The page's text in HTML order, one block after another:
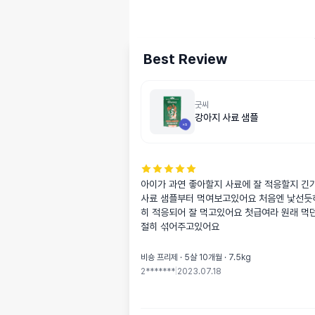
Best Review
굿씨
강아지 사료 샘플
아이가 과연 좋아할지 사료에 잘 적응할지 긴
사료 샘플부터 먹여보고있어요 처음엔 낯선듯
히 적응되어 잘 먹고있어요 첫급여라 원래 먹
절히 섞어주고있어요
비숑 프리제 · 5살 10개월 · 7.5kg
2******* 2023.07.18